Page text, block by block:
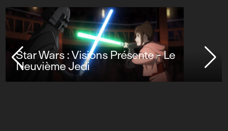
Star Wars : Visions Présente - Le
Neuvième Jedi